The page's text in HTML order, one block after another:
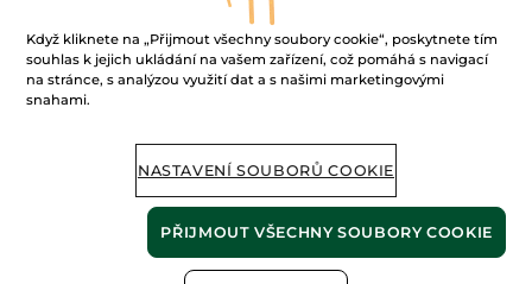
100%rostlinné
extrakty
60 hektarů
ekologických polí
Zobrazit více
Když kliknete na „Přijmout všechny soubory cookie“, poskytnete tím
souhlas k jejich ukládání na vašem zařízení, což pomáhá s navigací
na stránce, s analýzou využití dat a s našimi marketingovými
snahami.
NASTAVENÍ SOUBORŮ COOKIE
PŘIJMOUT VŠECHNY SOUBORY COOKIE